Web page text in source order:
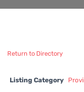
Return to Directory
Listing Category